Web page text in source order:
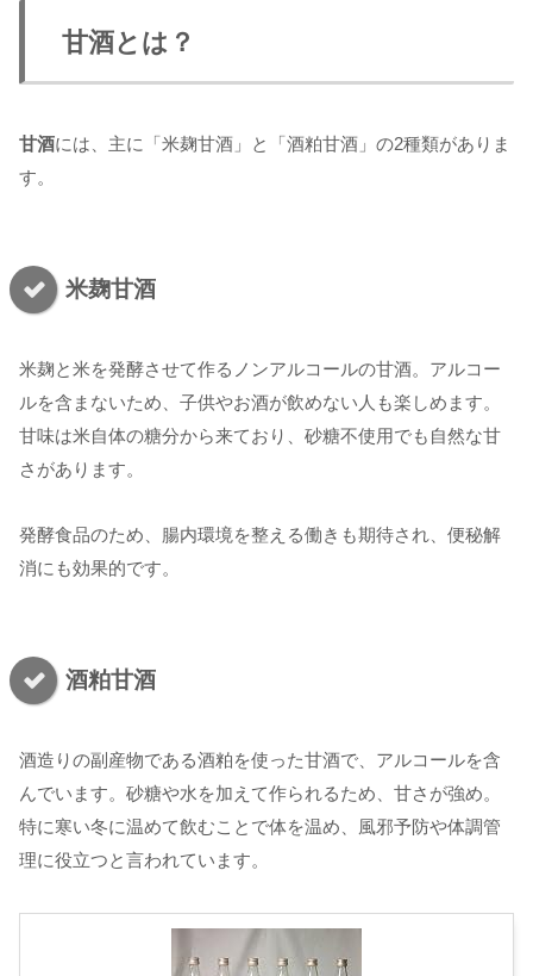
甘酒とは？
甘酒には、主に「米麹甘酒」と「酒粕甘酒」の2種類がありま
す。
米麹甘酒
米麹と米を発酵させて作るノンアルコールの甘酒。アルコー
ルを含まないため、子供やお酒が飲めない人も楽しめます。
甘味は米自体の糖分から来ており、砂糖不使用でも自然な甘
さがあります。
発酵食品のため、腸内環境を整える働きも期待され、便秘解
消にも効果的です。
酒粕甘酒
酒造りの副産物である酒粕を使った甘酒で、アルコールを含
んでいます。砂糖や水を加えて作られるため、甘さが強め。
特に寒い冬に温めて飲むことで体を温め、風邪予防や体調管
理に役立つと言われています。